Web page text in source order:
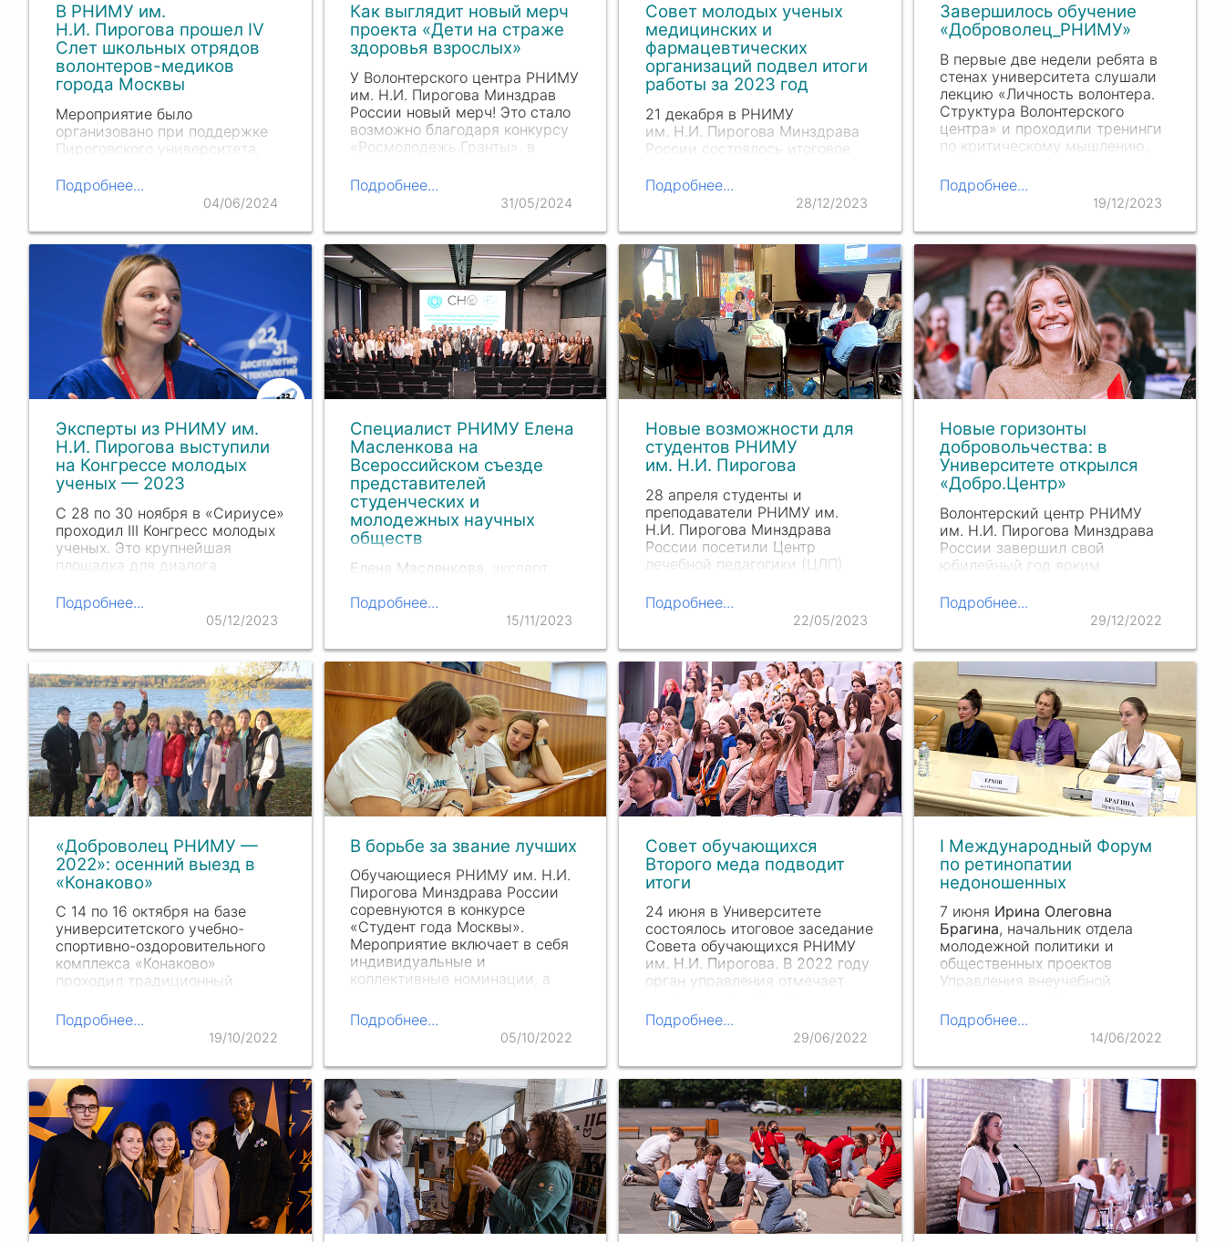
В РНИМУ им.
Н.И. Пирогова прошел IV
Слет школьных отрядов
волонтеров-медиков
города Москвы
Мероприятие было
организовано при поддержке
Пироговского университета,
развитию и поддержке
волонтерского движения
регионального отделения
Российского движения детей и
молодежи «Движение первых».
Проект реализован в…
Подробнее...
04/06/2024
Как выглядит новый мерч
проекта «Дети на страже
здоровья взрослых»
У Волонтерского центра РНИМУ
им. Н.И. Пирогова Минздрав
России новый мерч! Это стало
возможно благодаря конкурсу
«Росмолодежь.Гранты», в
проект «Дети на страже
здоровья взрослых». Участники
проекта проводят мероприятия
в школах…
Подробнее...
31/05/2024
Совет молодых ученых
медицинских и
фармацевтических
организаций подвел итоги
работы за 2023 год
21 декабря в РНИМУ
им. Н.И. Пирогова Минздрава
России состоялось итоговое
ученых медицинских и
фармацевтических
которого координируется
Федеральным центром
поддержки добровольчества и
наставничества в…
Подробнее...
28/12/2023
Завершилось обучение
«Доброволец_РНИМУ»
В первые две недели ребята в
стенах университета слушали
лекцию «Личность волонтера.
Структура Волонтерского
центра» и проходили тренинги
по критическому мышлению,
коммуникативным навыкам.
Подробнее...
19/12/2023
Эксперты из РНИМУ им.
Н.И. Пирогова выступили
на Конгрессе молодых
ученых — 2023
C 28 по 30 ноября в «Сириусе»
проходил III Конгресс молодых
ученых. Это крупнейшая
площадка для диалога
науки, государственной власти
и реального сектора
основные векторы научно-
технологического развития…
Подробнее...
05/12/2023
Специалист РНИМУ Елена
Масленкова на
Всероссийском съезде
представителей
студенческих и
молодежных научных
обществ
Елена Масленкова , эксперт
поддержки добровольчества и
наставничества в сфере
России, председатель Совета
молодых ученых медицинских
и фармацевтических
организаций высшего
образования и науки, приняла
участие в…
Подробнее...
15/11/2023
Новые возможности для
студентов РНИМУ
им. Н.И. Пирогова
28 апреля студенты и
преподаватели РНИМУ им.
Н.И. Пирогова Минздрава
России посетили Центр
лечебной педагогики (ЦЛП)
обсудить вопросы партнерства.
Подробнее...
22/05/2023
Новые горизонты
добровольчества: в
Университете открылся
«Добро.Центр»
Волонтерский центр РНИМУ
им. Н.И. Пирогова Минздрава
России завершил свой
юбилейный год ярким
базе открылся «Добро.Центр»
— место притяжения
Подробнее...
29/12/2022
«Доброволец РНИМУ —
2022»: осенний выезд в
«Конаково»
С 14 по 16 октября на базе
университетского учебно-
спортивно-оздоровительного
комплекса «Конаково»
проходил традиционный
волонтеров. Организатором
мероприятия выступил
Тренинговый центр. В рамках
образовательного курса
«Доброволец…
Подробнее...
19/10/2022
В борьбе за звание лучших
Обучающиеся РНИМУ им. Н.И.
Пирогова Минздрава России
соревнуются в конкурсе
«Студент года Москвы».
Мероприятие включает в себя
индивидуальные и
коллективные номинации, а
будущих архитекторов,
педагогов и медиков.
Подробнее...
05/10/2022
Совет обучающихся
Второго меда подводит
итоги
24 июня в Университете
состоялось итоговое заседание
Совета обучающихся РНИМУ
им. Н.И. Пирогова. В 2022 году
орган управления отмечает
пятилетие со дня образования!
Подробнее...
29/06/2022
I Международный Форум
по ретинопатии
недоношенных
7 июня Ирина Олеговна
Брагина, начальник отдела
молодежной политики и
общественных проектов
Управления внеучебной
РНИМУ им. Н.И. П
приняла участие в
еждународном Форуме по
ретинопатии недоношенных,
который проходил на…
Подробнее...
14/06/2022